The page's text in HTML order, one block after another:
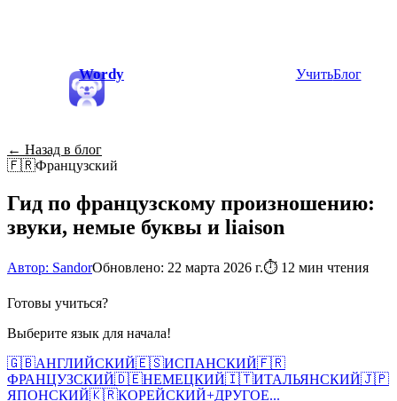
Wordy УчитьБлог
← Назад в блог
🇫🇷Французский
Гид по французскому произношению:
звуки, немые буквы и liaison
Автор: SandorОбновлено: 22 марта 2026 г.⏱ 12 мин чтения
Готовы учиться?
Выберите язык для начала!
🇬🇧АНГЛИЙСКИЙ🇪🇸ИСПАНСКИЙ🇫🇷
ФРАНЦУЗСКИЙ🇩🇪НЕМЕЦКИЙ🇮🇹ИТАЛЬЯНСКИЙ🇯🇵
ЯПОНСКИЙ🇰🇷КОРЕЙСКИЙ+ДРУГОЕ...